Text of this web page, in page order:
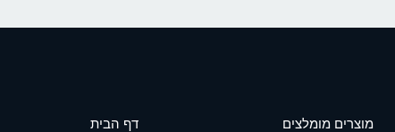
מוצרים מומלצים דף הבית